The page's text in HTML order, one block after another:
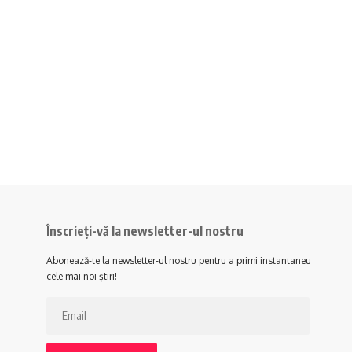
Înscrieți-vă la newsletter-ul nostru
Abonează-te la newsletter-ul nostru pentru a primi instantaneu
cele mai noi știri!